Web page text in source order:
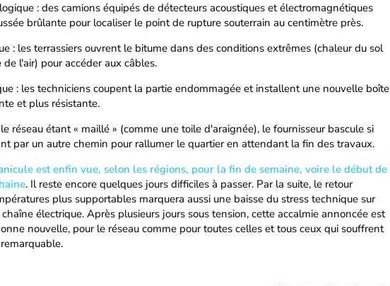
: des camions équipés de détecteurs acoustiques et électromagnétiques
brûlante pour localiser le point de rupture souterrain au centimètre près.
: les terrassiers ouvrent le bitume dans des conditions extrêmes (chaleur du sol
l'air) pour accéder aux câbles.
: les techniciens coupent la partie endommagée et installent une nouvelle boîte
et plus résistante.
réseau étant « maillé » (comme une toile d'araignée), le fournisseur bascule si
par un autre chemin pour rallumer le quartier en attendant la fin des travaux.
est enfin vue, selon les régions, pour la fin de semaine, voire le début de
. Il reste encore quelques jours difficiles à passer. Par la suite, le retour
plus supportables marquera aussi une baisse du stress technique sur
électrique. Après plusieurs jours sous tension, cette accalmie annoncée est
nouvelle, pour le réseau comme pour toutes celles et tous ceux qui souffrent